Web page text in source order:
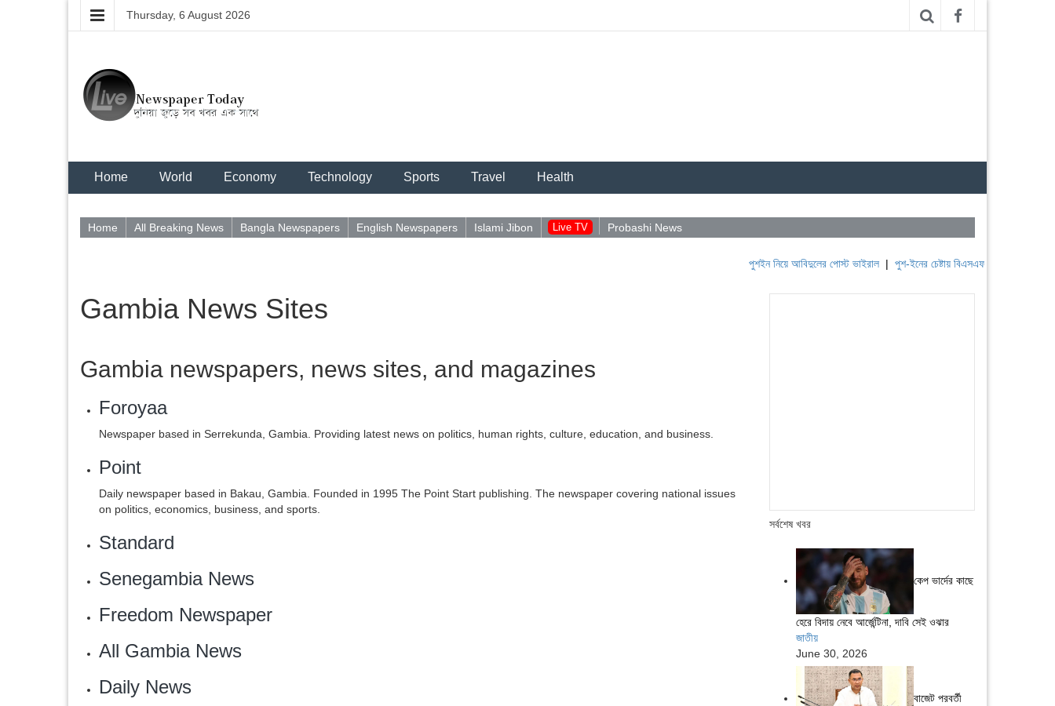
Thursday, 6 August 2026
Home World Economy Technology Sports Travel Health
Home All Breaking News Bangla Newspapers English Newspapers Islami Jibon Live TV Probashi News
পুশইন নিয়ে আবিদুলের পোস্ট ভাইরাল|পুশ-ইনের চেষ্টায় বিএসএফ, পণ্ড করছে বিজিবি
Gambia News Sites
Gambia newspapers, news sites, and magazines
Foroyaa
Newspaper based in Serrekunda, Gambia. Providing latest news on politics, human rights, culture, education, and business.
Point
Daily newspaper based in Bakau, Gambia. Founded in 1995 The Point Start publishing. The newspaper covering national issues
on politics, economics, business, and sports.
Standard
Senegambia News
Freedom Newspaper
‎All Gambia News
Daily News
সর্বশেষ খবর
কেপ ভার্দের কাছে
হেরে বিদায় নেবে আর্জেন্টিনা, দাবি সেই ওঝার
জাতীয়
June 30, 2026
বাজেট পরবর্তী